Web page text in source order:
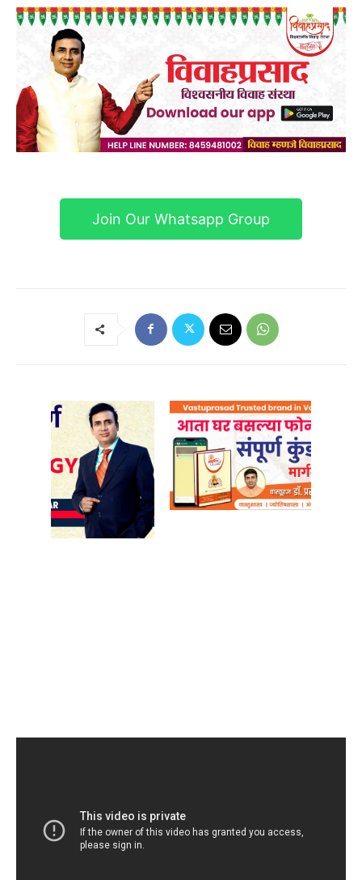
Join Our Whatsapp Group